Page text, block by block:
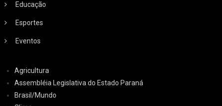
Educação
Esportes
Eventos
Agricultura
Assembléia Legislativa do Estado Paraná
Brasil/Mundo